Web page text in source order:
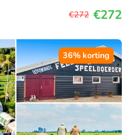
€272 €272
36% korting